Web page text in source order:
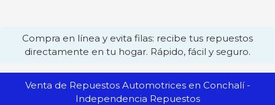
Compra en línea y evita filas: recibe tus repuestos
directamente en tu hogar. Rápido, fácil y seguro.
Venta de Repuestos Automotrices en Conchalí -
Independencia Repuestos